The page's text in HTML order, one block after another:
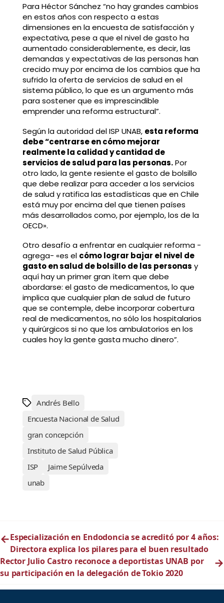
Para Héctor Sánchez “no hay grandes cambios
en estos años con respecto a estas
dimensiones en la encuesta de satisfacción y
expectativa, pese a que el nivel de gasto ha
aumentado considerablemente, es decir, las
demandas y expectativas de las personas han
crecido muy por encima de los cambios que ha
sufrido la oferta de servicios de salud en el
sistema público, lo que es un argumento más
para sostener que es imprescindible
emprender una reforma estructural”.
Según la autoridad del ISP UNAB, esta reforma
debe “centrarse en cómo mejorar
realmente la calidad y cantidad de
servicios de salud para las personas.Por
otro lado, la gente resiente el gasto de bolsillo
que debe realizar para acceder a los servicios
de salud y ratifica las estadísticas que en Chile
está muy por encima del que tienen países
más desarrollados como, por ejemplo, los de la
OECD».
Otro desafío a enfrentar en cualquier reforma -
agrega- «es el cómo lograr bajar el nivel de
gasto en salud de bolsillo de las personas y
aquí hay un primer gran ítem que debe
abordarse: el gasto de medicamentos, lo que
implica que cualquier plan de salud de futuro
que se contemple, debe incorporar cobertura
real de medicamentos, no sólo los hospitalarios
y quirúrgicos si no que los ambulatorios en los
cuales hoy la gente gasta mucho dinero”.
Andrés Bello
Encuesta Nacional de Salud
gran concepción
Instituto de Salud Pública
ISP
Jaime Sepúlveda
unab
←Especialización en Endodoncia se acreditó por 4 años:
Directora explica los pilares para el buen resultado
Rector Julio Castro reconoce a deportistas UNAB por
su participación en la delegación de Tokio 2020
→